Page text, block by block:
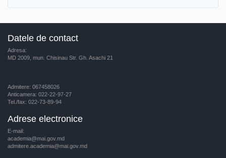
Datele de contact
Adresa:
MD 2009, mun. Chisinau Str. Gh. Asachi 21
Admitere: 067458026
Anticamera: 022-22-97-27
Tel./fax: 022-73-89-94
Adrese electronice
E-mail:
academia@mai.gov.md
admitere.academia@mai.gov.md